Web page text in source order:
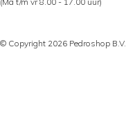
© Copyright 2026 Pedroshop B.V.